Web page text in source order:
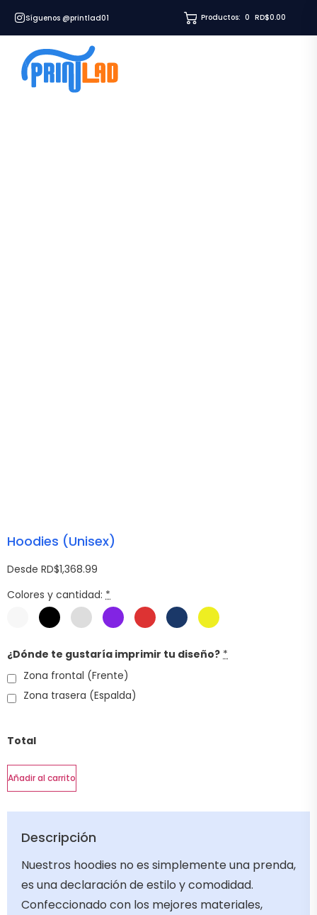
Productos: 0 RD$0.00
Síguenos @printlad01
Hoodies (Unisex)
Desde RD$1,368.99
Colores y cantidad: *
¿Dónde te gustaría imprimir tu diseño? *
Zona frontal (Frente)
Zona trasera (Espalda)
Total
Añadir al carrito
Descripción
Nuestros hoodies no es simplemente una prenda,
es una declaración de estilo y comodidad.
Confeccionado con los mejores materiales,